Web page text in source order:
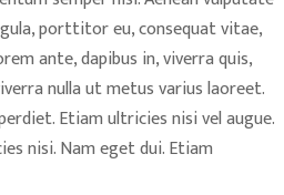
porttitor eu, consequat vitae,
ante, dapibus in, viverra quis,
nulla ut metus varius laoreet.
Etiam ultricies nisi vel augue.
nisi. Nam eget dui. Etiam